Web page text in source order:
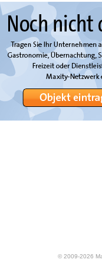
© 2009-2026